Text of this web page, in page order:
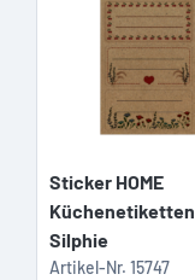
Sticker HOME
Küchenetiketten
Silphie
Artikel-Nr. 15747